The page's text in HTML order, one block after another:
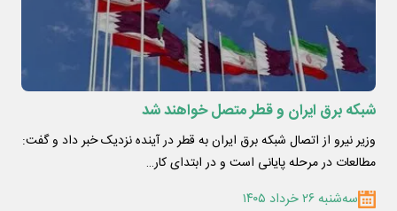
شبکه برق ایران و قطر متصل خواهند شد
وزیر نیرو از اتصال شبکه برق ایران به قطر در آینده نزدیک خبر داد و گفت:
مطالعات در مرحله پایانی است و در ابتدای کار…
سه‌شنبه ۲۶ خرداد ۱۴۰۵